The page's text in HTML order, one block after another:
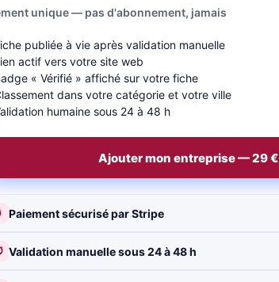
unique — pas d'abonnement, jamais
publiée à vie après validation manuelle
actif vers votre site web
« Vérifié » affiché sur votre fiche
dans votre catégorie et votre ville
humaine sous 24 à 48 h
Ajouter mon entreprise — 29 €
Paiement sécurisé par Stripe
Validation manuelle sous 24 à 48 h